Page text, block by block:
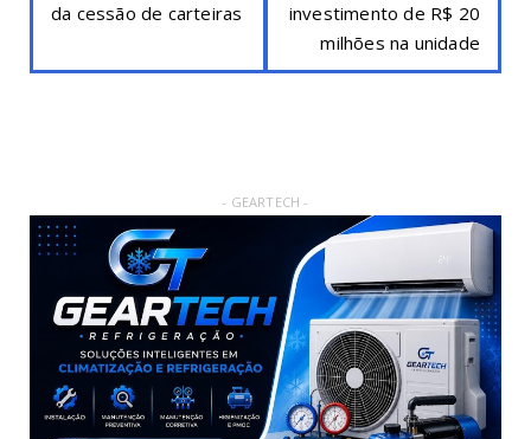
da cessão de carteiras
investimento de R$ 20
milhões na unidade
- GEARTECH -